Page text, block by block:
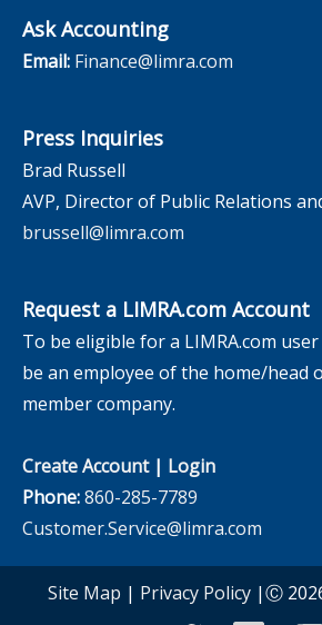
Ask Accounting
Email: Finance@limra.com
Press Inquiries
Brad Russell
AVP, Director of Public Relations
brussell@limra.com
Request a LIMRA.com Account
To be eligible for a LIMRA.com
be an employee of the home/head
member company.
Create Account| Login
Phone:860-285-7789
Customer.Service@limra.com
Site Map | Privacy Policy|Ⓒ